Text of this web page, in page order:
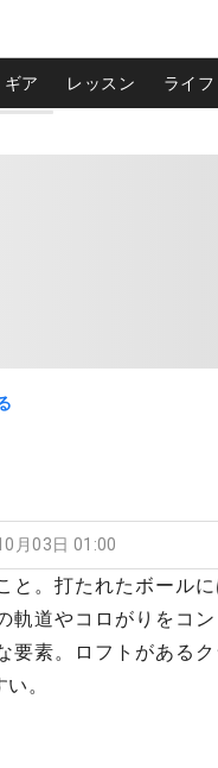
ギア レッスン ライフ
月03日 01:00
と。打たれたボール
軌道やコロがりをコ
要素。ロフトがある
。